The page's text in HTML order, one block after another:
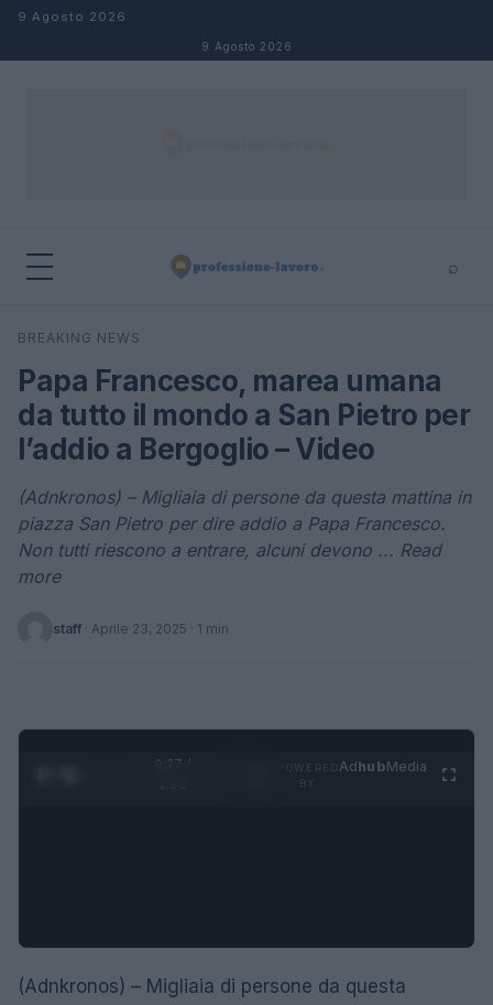
Salta al contenuto
9 Agosto 2026
9 Agosto 2026
⌕
Cerca
BREAKING NEWS
Papa Francesco, marea umana
da tutto il mondo a San Pietro per
l’addio a Bergoglio – Video
(Adnkronos) – Migliaia di persone da questa mattina in
piazza San Pietro per dire addio a Papa Francesco.
Non tutti riescono a entrare, alcuni devono ... Read
more
staff · Aprile 23, 2025 · 1 min
0:28 /
AdhubMedia
(Adnkronos) – Migliaia di persone da questa